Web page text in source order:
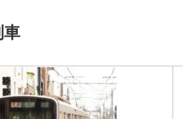
車